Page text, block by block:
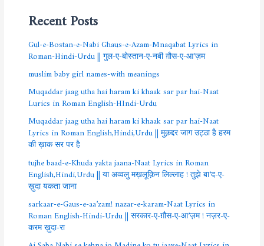
Recent Posts
Gul-e-Bostan-e-Nabi Ghaus-e-Azam-Mnaqabat Lyrics in
Roman-Hindi-Urdu || गुल-ए-बोस्तान-ए-नबी ग़ौस-ए-आ’ज़म
muslim baby girl names-with meanings
Muqaddar jaag utha hai haram ki khaak sar par hai-Naat
Lurics in Roman English-HIndi-Urdu
Muqaddar jaag utha hai haram ki khaak sar par hai-Naat
Lyrics in Roman English,Hindi,Urdu || मुक़द्दर जाग उट्ठा है हरम
की ख़ाक सर पर है
tujhe baad-e-Khuda yakta jaana-Naat Lyrics in Roman
English,Hindi,Urdu || या अव्वलु मख़लूक़िन लिल्लाह ! तुझे बा’द-ए-
ख़ुदा यकता जाना
sarkaar-e-Gaus-e-aa’zam! nazar-e-karam-Naat Lyrics in
Roman English-Hindi-Urdu || सरकार-ए-ग़ौस-ए-आ’ज़म ! नज़र-ए-
करम ख़ुदा-रा